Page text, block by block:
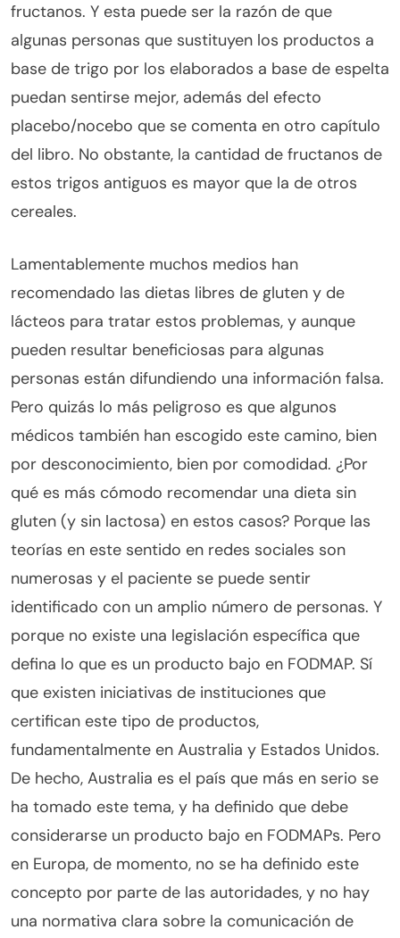
fructanos. Y esta puede ser la razón de que
algunas personas que sustituyen los productos a
base de trigo por los elaborados a base de espelta
puedan sentirse mejor, además del efecto
placebo/nocebo que se comenta en otro capítulo
del libro. No obstante, la cantidad de fructanos de
estos trigos antiguos es mayor que la de otros
cereales.
Lamentablemente muchos medios han
recomendado las dietas libres de gluten y de
lácteos para tratar estos problemas, y aunque
pueden resultar beneficiosas para algunas
personas están difundiendo una información falsa.
Pero quizás lo más peligroso es que algunos
médicos también han escogido este camino, bien
por desconocimiento, bien por comodidad. ¿Por
qué es más cómodo recomendar una dieta sin
gluten (y sin lactosa) en estos casos? Porque las
teorías en este sentido en redes sociales son
numerosas y el paciente se puede sentir
identificado con un amplio número de personas. Y
porque no existe una legislación específica que
defina lo que es un producto bajo en FODMAP. Sí
que existen iniciativas de instituciones que
certifican este tipo de productos,
fundamentalmente en Australia y Estados Unidos.
De hecho, Australia es el país que más en serio se
ha tomado este tema, y ha definido que debe
considerarse un producto bajo en FODMAPs. Pero
en Europa, de momento, no se ha definido este
concepto por parte de las autoridades, y no hay
una normativa clara sobre la comunicación de